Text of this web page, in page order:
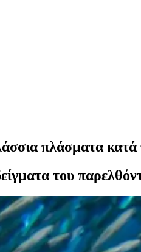
πλάσματα κατά
του